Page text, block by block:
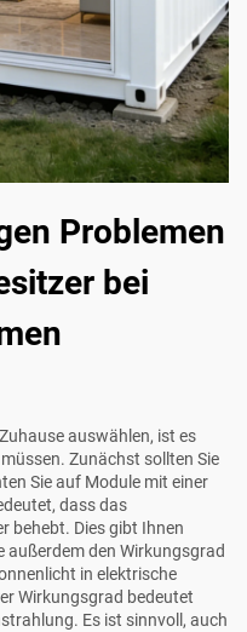
Problemen
bei
auswählen, ist es
Zunächst sollten Sie
Sie auf Module mit einer
dass das
behebt. Dies gibt Ihnen
außerdem den Wirkungsgrad
in elektrische
Wirkungsgrad bedeutet
Es ist sinnvoll, auch